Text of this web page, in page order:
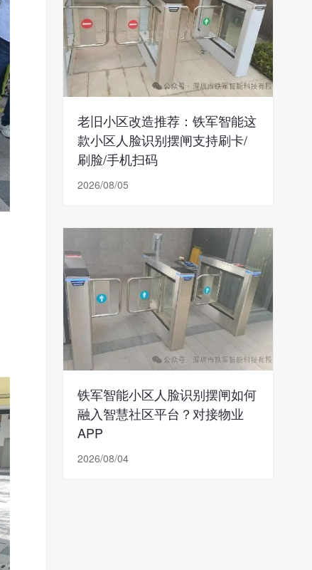
老旧小区改造推荐：铁军智能这
款小区人脸识别摆闸支持刷卡/
刷脸/手机扫码
2026/08/05
铁军智能小区人脸识别摆闸如何
融入智慧社区平台？对接物业
APP
2026/08/04